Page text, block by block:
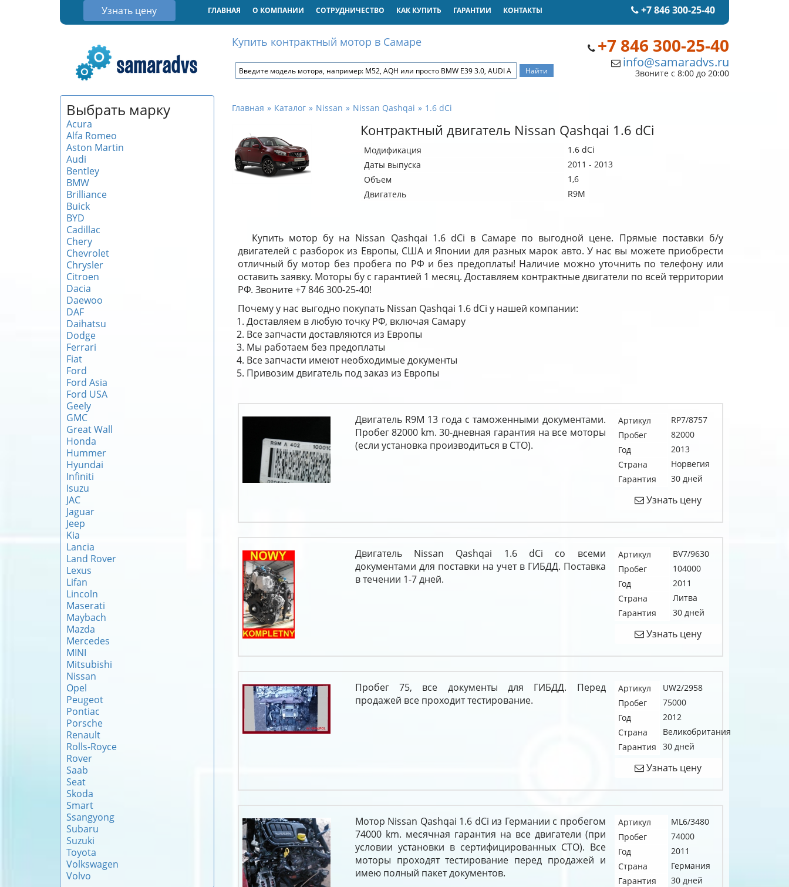
Узнать цену +7 846 300-25-40
ГЛАВНАЯ О КОМПАНИИ СОТРУДНИЧЕСТВО КАК КУПИТЬ ГАРАНТИИ КОНТАКТЫ
+7 846 300-25-40
info@samaradvs.ru
Звоните с 8:00 до 20:00
Купить контрактный мотор в Самаре
Выбрать марку
Acura
Alfa Romeo
Aston Martin
Audi
Bentley
BMW
Brilliance
Buick
BYD
Cadillac
Chery
Chevrolet
Chrysler
Citroen
Dacia
Daewoo
DAF
Daihatsu
Dodge
Ferrari
Fiat
Ford
Ford Asia
Ford USA
Geely
GMC
Great Wall
Honda
Hummer
Hyundai
Infiniti
Isuzu
JAC
Jaguar
Jeep
Kia
Lancia
Land Rover
Lexus
Lifan
Lincoln
Maserati
Maybach
Mazda
Mercedes
MINI
Mitsubishi
Nissan
Opel
Peugeot
Pontiac
Porsche
Renault
Rolls-Royce
Rover
Saab
Seat
Skoda
Smart
Ssangyong
Subaru
Suzuki
Toyota
Volkswagen
Volvo
Главная Каталог Nissan Nissan Qashqai 1.6 dCi
Контрактный двигатель Nissan Qashqai 1.6 dCi
Модификация
1.6 dCi
Даты выпуска
2011 - 2013
Объем
1,6
Двигатель
R9M
Купить мотор бу на Nissan Qashqai 1.6 dCi в Самаре по выгодной цене. Прямые поставки б/у
двигателей с разборок из Европы, США и Японии для разных марок авто. У нас вы можете приобрести
отличный бу мотор без пробега по РФ и без предоплаты! Наличие можно уточнить по телефону или
оставить заявку. Моторы бу с гарантией 1 месяц. Доставляем контрактные двигатели по всей территории
РФ. Звоните +7 846 300-25-40!
Почему у нас выгодно покупать Nissan Qashqai 1.6 dCi у нашей компании:
Доставляем в любую точку РФ, включая Самару
Все запчасти доставляются из Европы
Мы работаем без предоплаты
Все запчасти имеют необходимые документы
Привозим двигатель под заказ из Европы
Двигатель R9M 13 года с таможенными документами.
Пробег 82000 km. 30-дневная гарантия на все моторы
(если установка производиться в СТО).
Артикул
RP7/8757
Пробег
82000
Год
2013
Страна
Норвегия
Гарантия
30 дней
Узнать цену
Двигатель Nissan Qashqai 1.6 dCi со всеми
документами для поставки на учет в ГИБДД. Поставка
в течении 1-7 дней.
Артикул
BV7/9630
Пробег
104000
Год
2011
Страна
Литва
Гарантия
30 дней
Узнать цену
Пробег 75, все документы для ГИБДД. Перед
продажей все проходит тестирование.
Артикул
UW2/2958
Пробег
75000
Год
2012
Страна
Великобритания
Гарантия
30 дней
Узнать цену
Мотор Nissan Qashqai 1.6 dCi из Германии с пробегом
74000 km. месячная гарантия на все двигатели (при
условии установки в сертифицированных СТО). Все
моторы проходят тестирование перед продажей и
имею полный пакет документов.
Артикул
ML6/3480
Пробег
74000
Год
2011
Страна
Германия
Гарантия
30 дней